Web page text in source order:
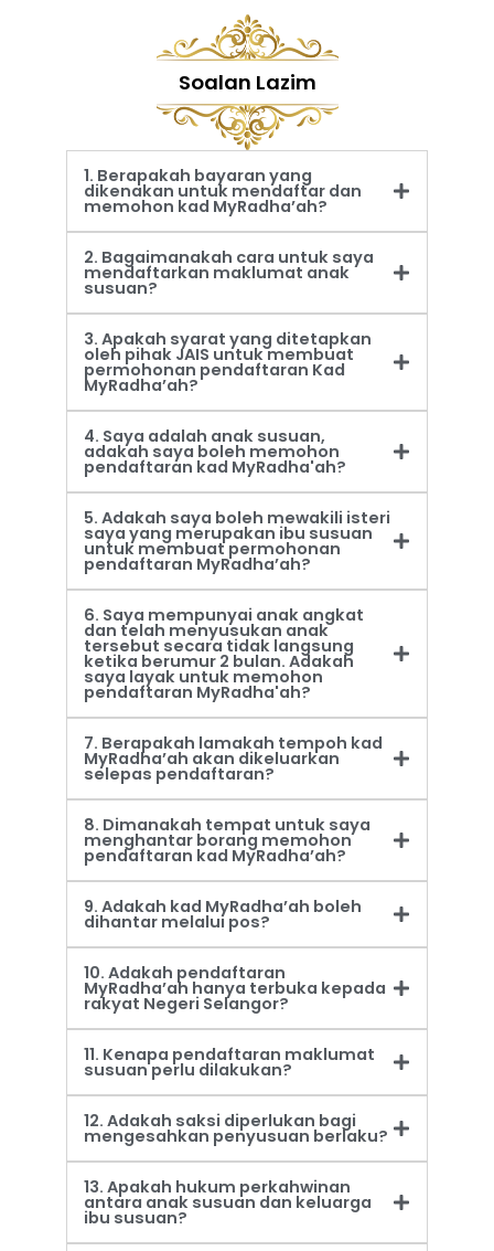
Soalan Lazim
1. Berapakah bayaran yang
dikenakan untuk mendaftar dan
memohon kad MyRadha’ah?
2. Bagaimanakah cara untuk saya
mendaftarkan maklumat anak
susuan?
3. Apakah syarat yang ditetapkan
oleh pihak JAIS untuk membuat
permohonan pendaftaran Kad
MyRadha’ah?
4. Saya adalah anak susuan,
adakah saya boleh memohon
pendaftaran kad MyRadha'ah?
5. Adakah saya boleh mewakili isteri
saya yang merupakan ibu susuan
untuk membuat permohonan
pendaftaran MyRadha’ah?
6. Saya mempunyai anak angkat
dan telah menyusukan anak
tersebut secara tidak langsung
ketika berumur 2 bulan. Adakah
saya layak untuk memohon
pendaftaran MyRadha'ah?
7. Berapakah lamakah tempoh kad
MyRadha’ah akan dikeluarkan
selepas pendaftaran?
8. Dimanakah tempat untuk saya
menghantar borang memohon
pendaftaran kad MyRadha’ah?
9. Adakah kad MyRadha’ah boleh
dihantar melalui pos?
10. Adakah pendaftaran
MyRadha’ah hanya terbuka kepada
rakyat Negeri Selangor?
11. Kenapa pendaftaran maklumat
susuan perlu dilakukan?
12. Adakah saksi diperlukan bagi
mengesahkan penyusuan berlaku?
13. Apakah hukum perkahwinan
antara anak susuan dan keluarga
ibu susuan?